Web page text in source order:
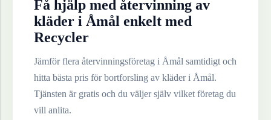
Få hjälp med återvinning av
kläder i Åmål enkelt med
Recycler
Jämför flera återvinningsföretag i Åmål samtidigt och
hitta bästa pris för bortforsling av kläderi Åmål.
Tjänsten är gratis och du väljer själv vilket företag du
vill anlita.